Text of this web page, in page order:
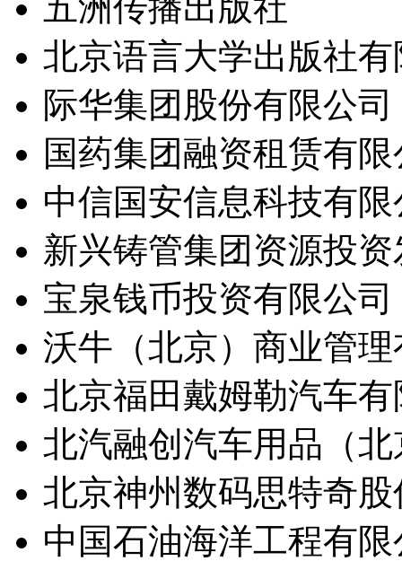
北京语言大学出版社
际华集团股份有限公司
国药集团融资租赁有
中信国安信息科技有限
新兴铸管集团资源投
宝泉钱币投资有限公司
沃牛（北京）商业管
北京福田戴姆勒汽车
北汽融创汽车用品（
北京神州数码思特奇
中国石油海洋工程有限